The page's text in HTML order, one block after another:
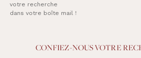
votre recherche
dans votre boîte mail !
CONFIEZ-NOUS VOTRE